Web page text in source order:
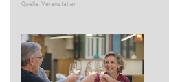
Quelle: Veranstalter